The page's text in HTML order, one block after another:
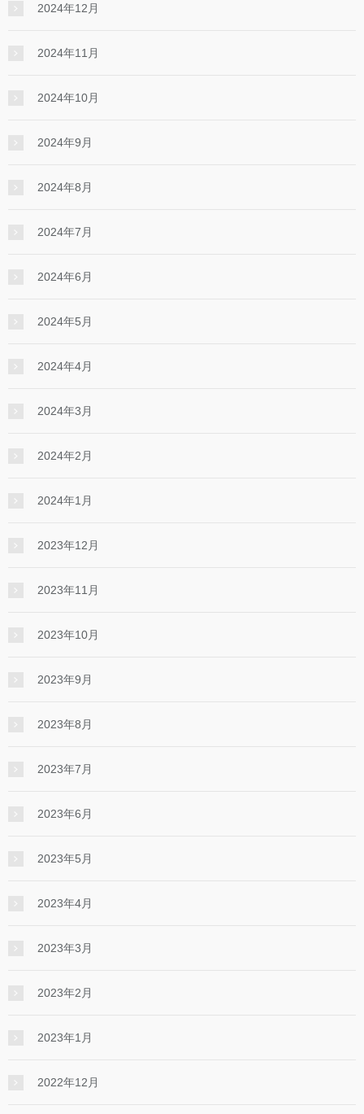
2024年12月
2024年11月
2024年10月
2024年9月
2024年8月
2024年7月
2024年6月
2024年5月
2024年4月
2024年3月
2024年2月
2024年1月
2023年12月
2023年11月
2023年10月
2023年9月
2023年8月
2023年7月
2023年6月
2023年5月
2023年4月
2023年3月
2023年2月
2023年1月
2022年12月